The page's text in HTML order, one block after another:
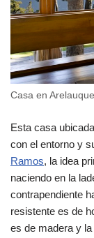
Casa en
Esta casa
con el entorno y
Ramos, la idea
naciendo en la
contrapendiente
resistente es de
es de madera y